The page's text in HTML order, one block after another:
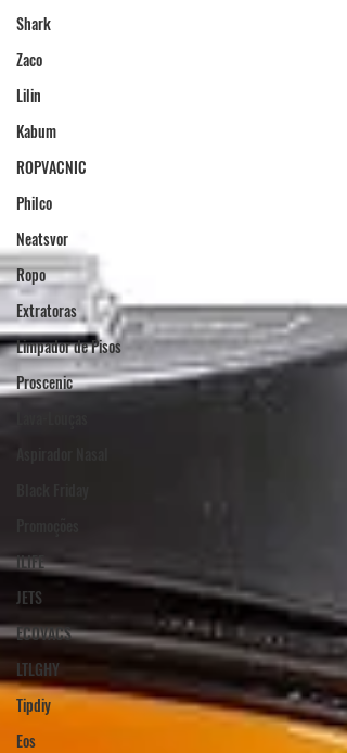
Shark
Zaco
Lilin
Kabum
ROPVACNIC
Philco
Neatsvor
Ropo
Extratoras
Limpador de Pisos
Proscenic
ILIFE
JETS
ECOVACS
LTLGHY
Tipdiy
Eos